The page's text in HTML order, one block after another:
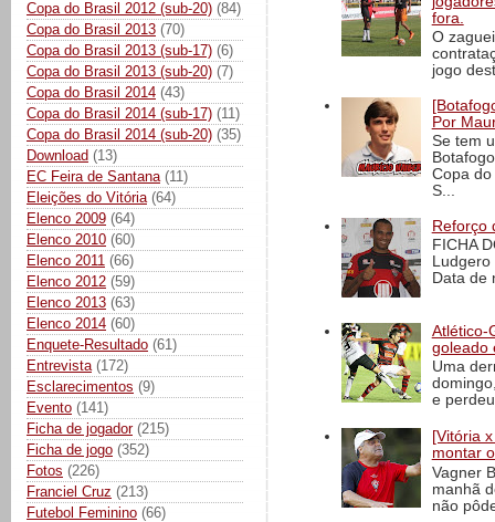
Copa do Brasil 2012 (sub-20) (84)
Copa do Brasil 2013 (70)
Copa do Brasil 2013 (sub-17) (6)
Copa do Brasil 2013 (sub-20) (7)
Copa do Brasil 2014 (43)
Copa do Brasil 2014 (sub-17) (11)
Copa do Brasil 2014 (sub-20) (35)
Download (13)
EC Feira de Santana (11)
Eleições do Vitória (64)
Elenco 2009 (64)
Elenco 2010 (60)
Elenco 2011 (66)
Elenco 2012 (59)
Elenco 2013 (63)
Elenco 2014 (60)
Enquete-Resultado (61)
Entrevista (172)
Esclarecimentos (9)
Evento (141)
Ficha de jogador (215)
Ficha de jogo (352)
Fotos (226)
Franciel Cruz (213)
Futebol Feminino (66)
fora.
O
jogo
Por
Se tem
Copa
S...
Reforço
FICHA
Data de
Atlético-
goleado
Uma
e
[Vitória
montar
Vagner
manhã
não